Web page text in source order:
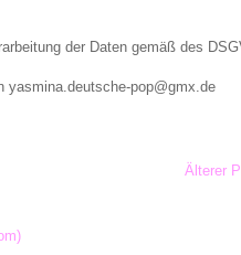
der Daten gemäß des
yasmina.deutsche-pop@gmx.de
Älterer